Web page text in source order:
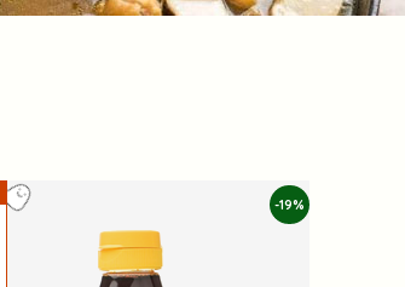
-19%